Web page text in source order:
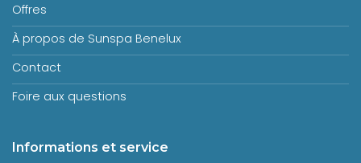
Offres
À propos de Sunspa Benelux
Contact
Foire aux questions
Informations et service